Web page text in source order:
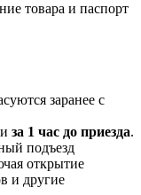
товара и паспорт
заранее с
за 1 час до приезда.
подъезд
открытие
и другие